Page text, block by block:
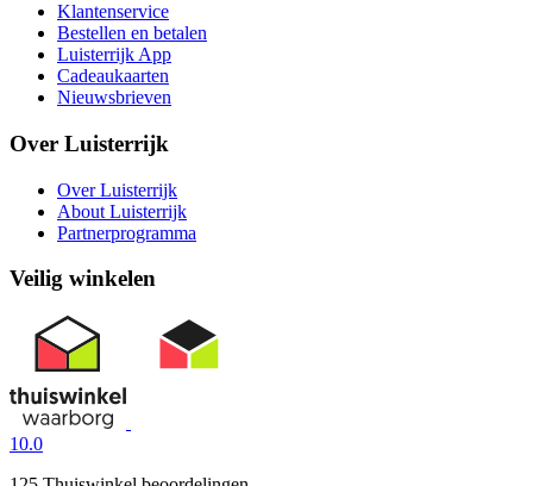
Klantenservice
Bestellen en betalen
Luisterrijk App
Cadeaukaarten
Nieuwsbrieven
Over Luisterrijk
Over Luisterrijk
About Luisterrijk
Partnerprogramma
Veilig winkelen
10.0